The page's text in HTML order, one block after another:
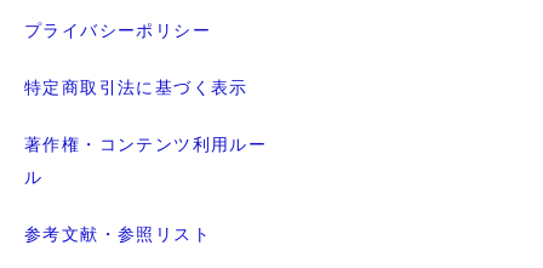
プライバシーポリシー
特定商取引法に基づく表示
著作権・コンテンツ利用ルー
ル
参考文献・参照リスト